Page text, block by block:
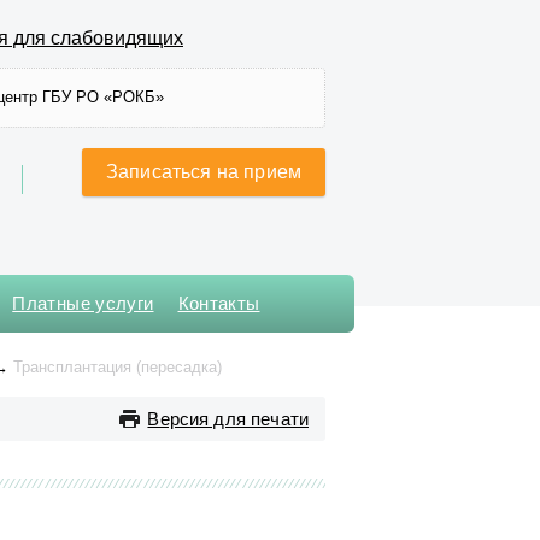
для слабовидящих
ГБУ РО «РОКБ»
Записаться на прием
сложных нарушений ритма
электрокардиостимуляции
Платные услуги Контакты
Трансплантация (пересадка)
Версия для печати